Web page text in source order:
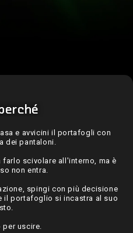
e avvicini il portafogli con
dei pantaloni.
scivolare all'interno, ma è
non entra.
spingi con più decisione
il portafoglio si incastra al suo
uscire.